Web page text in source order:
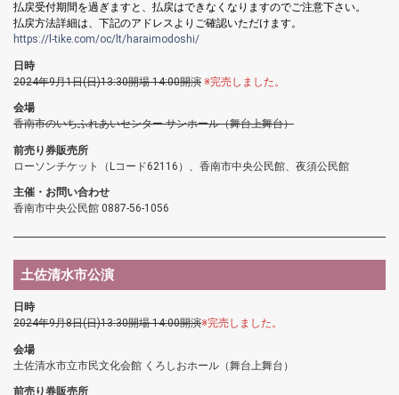
払戻受付期間を過ぎますと、払戻はできなくなりますのでご注意下さい。
払戻方法詳細は、下記のアドレスよりご確認いただけます。
https://l-tike.com/oc/lt/haraimodoshi/
日時
2024年9月1日(日)13:30開場 14:00開演 ※完売しました。
会場
香南市のいちふれあいセンター サンホール（舞台上舞台）
前売り券販売所
ローソンチケット（Lコード62116）、香南市中央公民館、夜須公民館
主催・お問い合わせ
香南市中央公民館 0887-56-1056
土佐清水市公演
日時
2024年9月8日(日)13:30開場 14:00開演※完売しました。
会場
土佐清水市立市民文化会館 くろしおホール（舞台上舞台）
前売り券販売所